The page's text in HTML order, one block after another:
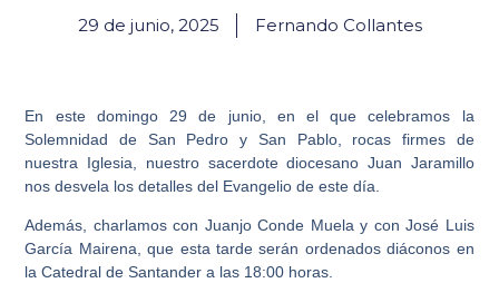
29 de junio, 2025 Fernando Collantes
En este domingo 29 de junio, en el que celebramos la
Solemnidad de San Pedro y San Pablo, rocas firmes de
nuestra Iglesia, nuestro sacerdote diocesano Juan Jaramillo
nos desvela los detalles del Evangelio de este día.
Además, charlamos con Juanjo Conde Muela y con José Luis
García Mairena, que esta tarde serán ordenados diáconos en
la Catedral de Santander a las 18:00 horas.